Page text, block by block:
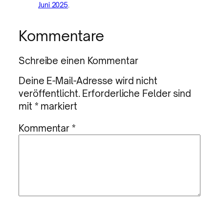
Juni 2025
Kommentare
Schreibe einen Kommentar
Deine E-Mail-Adresse wird nicht
veröffentlicht. Erforderliche Felder sind
mit * markiert
Kommentar*